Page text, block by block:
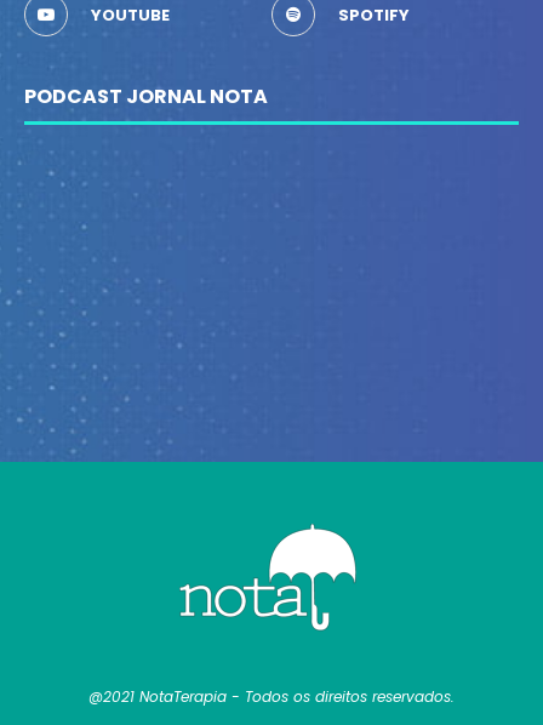
YOUTUBE SPOTIFY
PODCAST JORNAL NOTA
@2021 NotaTerapia - Todos os direitos reservados.